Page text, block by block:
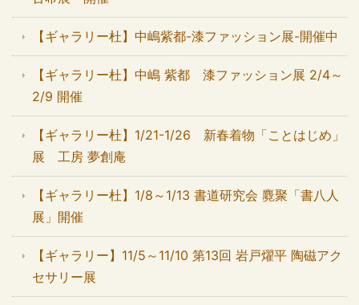
【ギャラリー杜】中嶋紫都-漆ファッション展-開催中
【ギャラリー杜】中嶋 紫都 漆ファッション展 2/4～
2/9 開催
【ギャラリー杜】1/21-1/26 新春着物「ことはじめ」
展 工房 夢創庵
【ギャラリー杜】1/8～1/13 書道研究会 麑聚「書八人
展」開催
【ギャラリー】11/5～11/10 第13回 岩戸燿平 陶磁アク
セサリー展